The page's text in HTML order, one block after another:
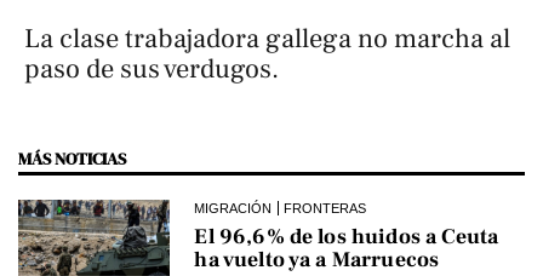
La clase trabajadora gallega no marcha al
paso de sus verdugos.
MÁS NOTICIAS
MIGRACIÓN FRONTERAS
El 96,6% de los huidos a Ceuta
ha vuelto ya a Marruecos